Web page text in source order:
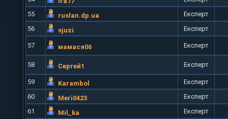
55
ruslan.dp.ua
Експерт
56
sjuzi Експерт
57 мамася06 Експерт
58 Сергей1 Експерт
59 Karambol
Експерт
60
Meri0423
Експерт
61
Mil_ka
Експерт